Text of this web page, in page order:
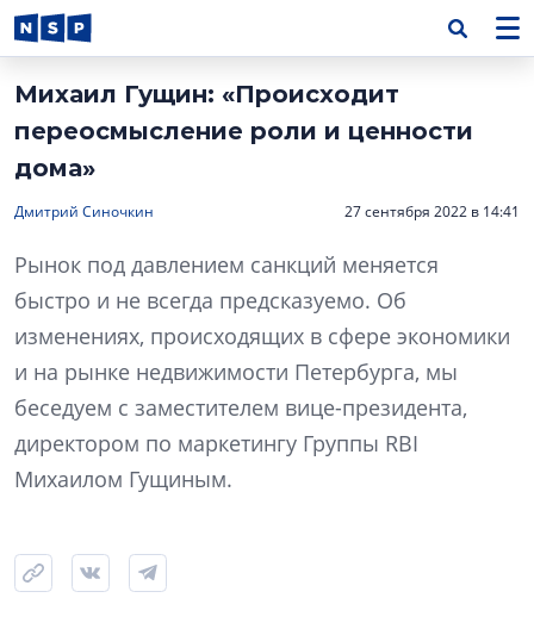
Михаил Гущин: «Происходит
переосмысление роли и ценности
дома»
Дмитрий Синочкин 27 сентября 2022 в 14:41
Рынок под давлением санкций меняется
быстро и не всегда предсказуемо. Об
изменениях, происходящих в сфере экономики
и на рынке недвижимости Петербурга, мы
беседуем с заместителем вице-президента,
директором по маркетингу Группы RBI
Михаилом Гущиным.